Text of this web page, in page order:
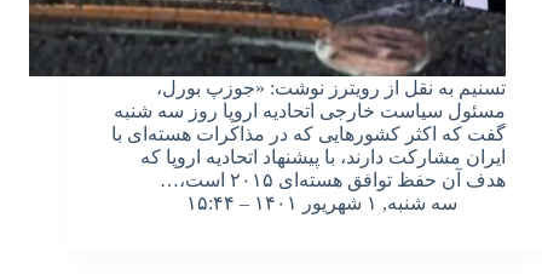
تسنیم به نقل از رویترز نوشت: «جوزپ بورل،
مسئول سیاست خارجی اتحادیه اروپا روز سه شنبه
گفت که اکثر کشورهایی که در مذاکرات هسته‌ای با
ایران مشارکت دارند، با پیشنهاد اتحادیه اروپا که
هدف آن حفظ توافق هسته‌ای ۲۰۱۵ است،…
سه شنبه, ۱ شهریور ۱۴۰۱ – ۱۵:۴۴